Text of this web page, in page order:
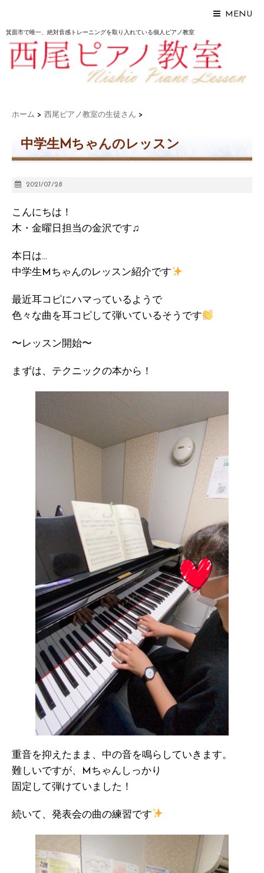
MENU
箕面市で唯一、絶対音感トレーニングを取り入れている個人ピアノ教室
ホーム > 西尾ピアノ教室の生徒さん >
中学生Mちゃんのレッスン
2021/07/28
こんにちは！
木・金曜日担当の金沢です♫
本日は…
中学生Mちゃんのレッスン紹介です
最近耳コピにハマっているようで
色々な曲を耳コピして弾いているそうです
〜レッスン開始〜
まずは、テクニックの本から！
重音を抑えたまま、中の音を鳴らしていきます。
難しいですが、Mちゃんしっかり
固定して弾けていました！
続いて、発表会の曲の練習です